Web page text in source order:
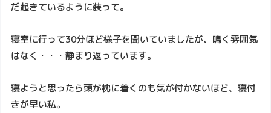
だ起きているように装って。
寝室に行って30分ほど様子を聞いていましたが、鳴く雰囲気
はなく・・・静まり返っています。
寝ようと思ったら頭が枕に着くのも気が付かないほど、寝付
きが早い私。